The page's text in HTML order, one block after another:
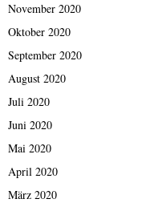
November 2020
Oktober 2020
September 2020
August 2020
Juli 2020
Juni 2020
Mai 2020
April 2020
März 2020